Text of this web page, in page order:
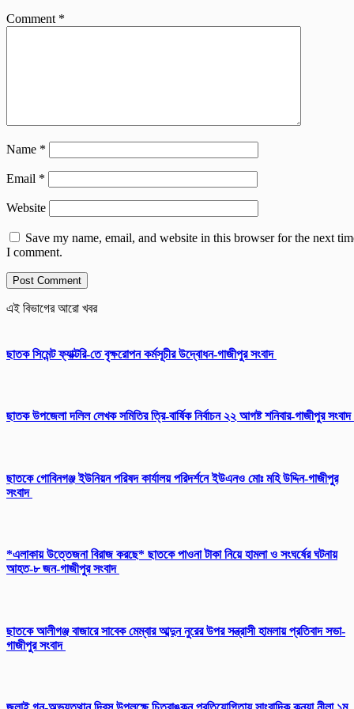
Comment *
Name *
Email *
Website
Save my name, email, and website in this browser for the next
I comment.
এই বিভাগের আরো খবর
ছাতক সিমেন্ট ফ্যাক্টরি-তে বৃক্ষরোপন কর্মসূচীর উদ্বোধন-গাজীপুর সংবাদ
ছাতক উপজেলা দলিল লেখক সমিতির ত্রি-বার্ষিক নির্বাচন ২২ আগষ্ট শনিবার-গাজীপুর সংবাদ
ছাতকে গোবিনগঞ্জ ইউনিয়ন পরিষদ কার্যালয় পরিদর্শনে ইউএনও মোঃ মহি উদ্দিন-গাজীপুর
সংবাদ
*এলাকায় উত্তেজনা বিরাজ করছে* ছাতকে পাওনা টাকা নিয়ে হামলা ও সংঘর্ষের ঘটনায়
আহত-৮ জন-গাজীপুর সংবাদ
ছাতকে আলীগঞ্জ বাজারে সাবেক মেম্বার আব্দুন নুরের উপর সন্ত্রাসী হামলায় প্রতিবাদ সভা-
গাজীপুর সংবাদ